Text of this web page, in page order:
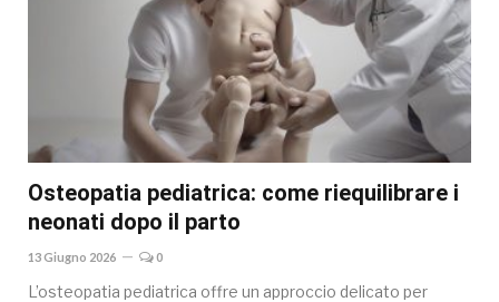
Osteopatia pediatrica: come riequilibrare i
neonati dopo il parto
13 Giugno 2026 0
L’osteopatia pediatrica offre un approccio delicato per